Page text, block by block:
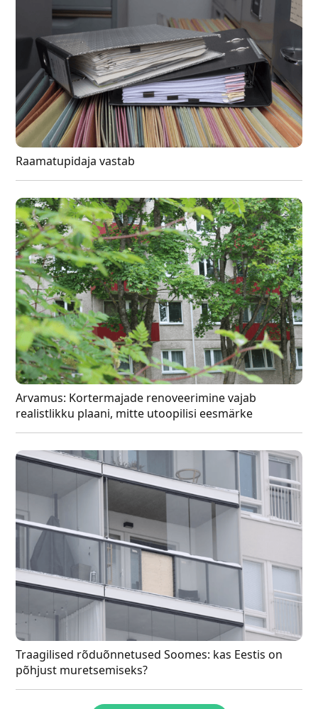
Raamatupidaja vastab
Arvamus: Kortermajade renoveerimine vajab
realistlikku plaani, mitte utoopilisi eesmärke
Traagilised rõduõnnetused Soomes: kas Eestis on
põhjust muretsemiseks?